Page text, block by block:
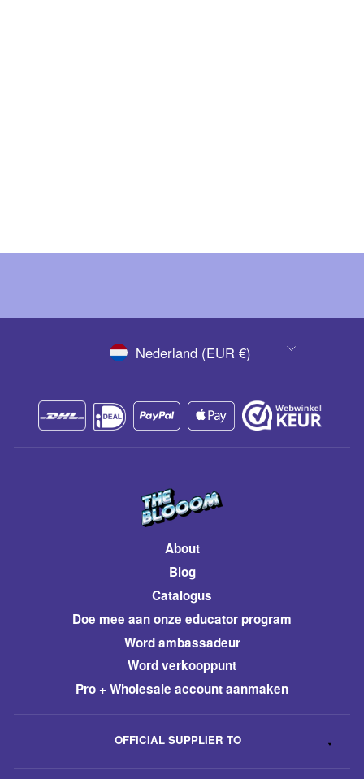
VALUTANederland (EUR €)
About
Blog
Catalogus
​Doe mee aan onze educator program
Word ambassadeur
​Word verkooppunt
Pro + Wholesale account aanmaken
OFFICIAL SUPPLIER TO